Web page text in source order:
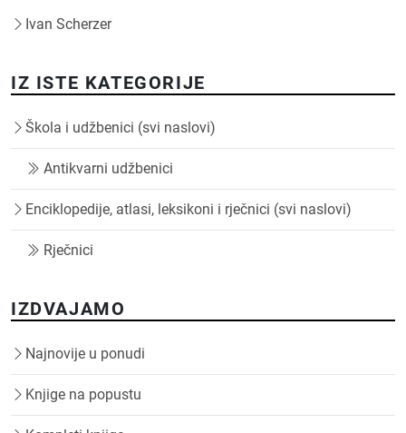
Ivan Scherzer
IZ ISTE KATEGORIJE
Škola i udžbenici (svi naslovi)
Antikvarni udžbenici
Enciklopedije, atlasi, leksikoni i rječnici (svi naslovi)
Rječnici
IZDVAJAMO
Najnovije u ponudi
Knjige na popustu